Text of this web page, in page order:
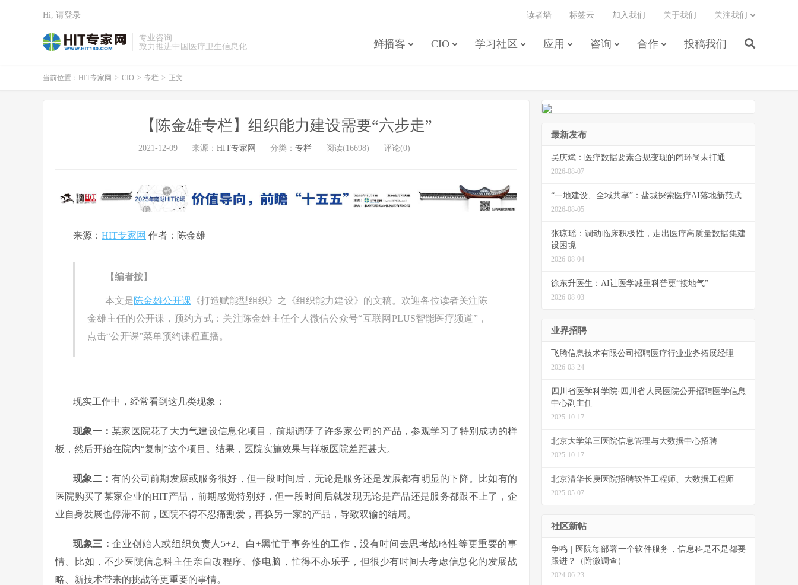
专业咨询
致力推进中国医疗卫生信息化
鲜播客 CIO 学习社区 应用 咨询 合作 投稿我们
读者墙 标签云 加入我们 关于我们 关注我们
Hi, 请登录
当前位置： HIT专家网 > CIO > 专栏 > 正文
【陈金雄专栏】组织能力建设需要“六步走”
2021-12-09 来源： HIT专家网 分类： 专栏 阅读(16698) 评论(0)
来源： HIT专家网 作者：陈金雄
【编者按】
本文是陈金雄公开课《打造赋能型组织》之《组织能力建设》的文稿。欢迎各位读者关注陈
金雄主任的公开课，预约方式：关注陈金雄主任个人微信公众号“互联网PLUS智能医疗频道”，
点击“公开课”菜单预约课程直播。
现实工作中，经常看到这几类现象：
现象一： 某家医院花了大力气建设信息化项目，前期调研了许多家公司的产品，参观学习了特别成功的样
板，然后开始在院内“复制”这个项目。结果，医院实施效果与样板医院差距甚大。
现象二：有的公司前期发展或服务很好，但一段时间后，无论是服务还是发展都有明显的下降。比如有的
医院购买了某家企业的HIT产品，前期感觉特别好，但一段时间后就发现无论是产品还是服务都跟不上了，企
业自身发展也停滞不前，医院不得不忍痛割爱，再换另一家的产品，导致双输的结局。
现象三：企业创始人或组织负责人5+2、白+黑忙于事务性的工作，没有时间去思考战略性等更重要的事
情。比如，不少医院信息科主任亲自改程序、修电脑，忙得不亦乐乎，但很少有时间去考虑信息化的发展战
略、新技术带来的挑战等更重要的事情。
最新发布
吴庆斌：医疗数据要素合规变现的闭环尚未打通
2026-08-07
“一地建设、全域共享”：盐城探索医疗AI落地新范式
2026-08-05
张琼瑶：调动临床积极性，走出医疗高质量数据集建
设困境
2026-08-04
徐东升医生：AI让医学减重科普更“接地气”
2026-08-03
业界招聘
飞腾信息技术有限公司招聘医疗行业业务拓展经理
2026-03-24
四川省医学科学院·四川省人民医院公开招聘医学信息
中心副主任
2025-10-17
北京大学第三医院信息管理与大数据中心招聘
2025-10-17
北京清华长庚医院招聘软件工程师、大数据工程师
2025-05-07
社区新帖
争鸣 | 医院每部署一个软件服务，信息科是不是都要
跟进？（附微调查）
2024-06-23